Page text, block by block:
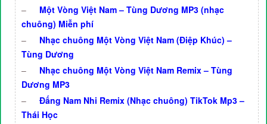
–
Một Vòng Việt Nam – Tùng Dương MP3 (nhạc
chuông) Miễn phí
–
Nhạc chuông Một Vòng Việt Nam (Điệp Khúc) –
Tùng Dương
–
Nhạc chuông Một Vòng Việt Nam Remix – Tùng
Dương MP3
–
Đấng Nam Nhi Remix (Nhạc chuông) TikTok Mp3 –
Thái Học